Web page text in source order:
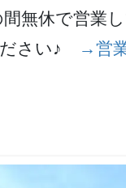
無休で営業
ださい♪
→営